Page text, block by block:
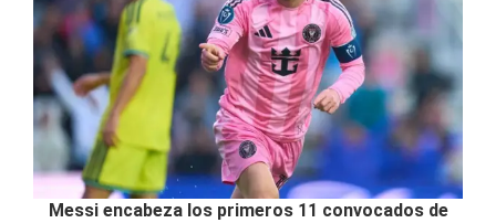
Messi encabeza los primeros 11 convocados de